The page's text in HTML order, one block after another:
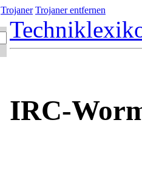
Trojaner Trojaner entfernen
IRC-